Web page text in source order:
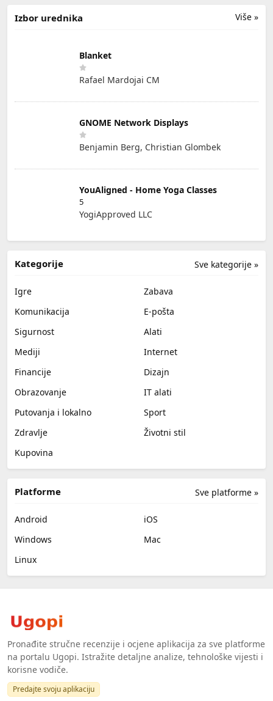
Više »
Izbor urednika
Blanket
Rafael Mardojai CM
GNOME Network Displays
Benjamin Berg, Christian Glombek
YouAligned - Home Yoga Classes
5
YogiApproved LLC
Sve kategorije »
Kategorije
Igre
Zabava
Komunikacija
E-pošta
Sigurnost
Alati
Mediji
Internet
Financije
Dizajn
Obrazovanje
IT alati
Putovanja i lokalno
Sport
Zdravlje
Životni stil
Kupovina
Sve platforme »
Platforme
Android
iOS
Windows
Mac
Linux
Pronađite stručne recenzije i ocjene aplikacija za sve platforme
na portalu Ugopi. Istražite detaljne analize, tehnološke vijesti i
korisne vodiče.
Predajte svoju aplikaciju